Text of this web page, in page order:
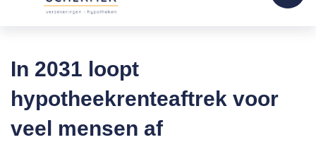
In 2031 loopt
hypotheekrenteaftrek voor
veel mensen af